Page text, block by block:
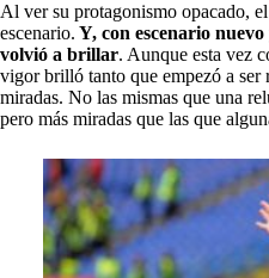
Al ver su protagonismo opacado,
escenario. Y, con escenario
volvió a brillar. Aunque esta vez
vigor brilló tanto que empezó a ser
miradas. No las mismas que una
pero más miradas que las que